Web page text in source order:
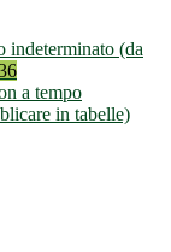
indeterminato (da
a tempo
in tabelle)